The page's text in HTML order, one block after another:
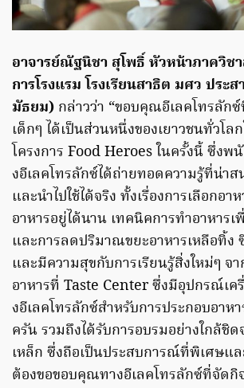
อาจารย์ณัฐนิชา สุโพธิ์ หัวหน้าภาควิช
การโรงแรม โรงเรียนสาธิต มศว ประ
มัธยม) กล่าวว่า “ขอบคุณอีเลคโทรลัก
เด็กๆ ได้เป็นส่วนหนึ่งของเยาวชนทั่วโล
โครงการ Food Heroes ในครั้งนี้ ซึ่งพ
งอีเลคโทรลักซ์ได้ถ่ายทอดความรู้ที่น่าสน
และนำไปใช้ได้จริง ทั้งเรื่องการเลือกอ
อาหารอยู่ได้นาน เทคนิคการทำอาหาร
และการลดปริมาณขยะอาหารเหลือทิ้ง
และมีความสุขกับการเรียนรู้สิ่งใหม่ๆ จ
อาหารที่ Taste Center ซึ่งมีอุปกรณ์เค
งอีเลคโทรลักซ์สำหรับการประกอบอา
ครัน รวมถึงได้รับการอบรมอย่างใกล้ชิ
เหล็ก ซึ่งถือเป็นประสบการณ์ที่พิเศษแ
ต้องขอขอบคุณทางอีเลคโทรลักซ์ที่จัด